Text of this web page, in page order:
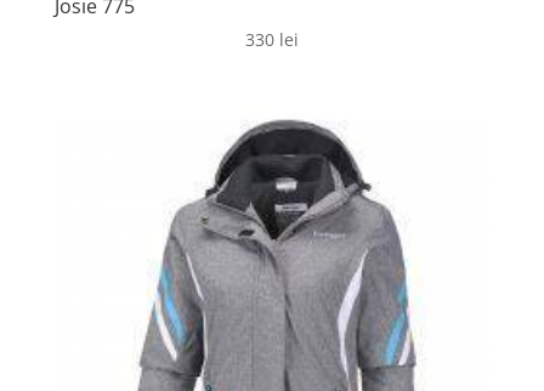
Josie 775
330 lei